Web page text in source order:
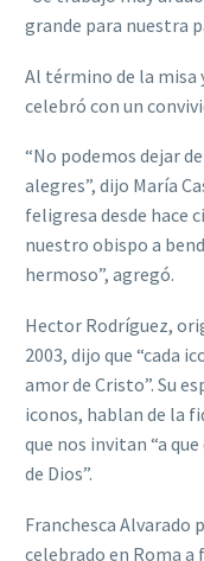
grande para nuestra
Al término de la misa
celebró con un
“No podemos dejar
alegres”, dijo María
feligresa desde hace
nuestro obispo a
hermoso”, agregó.
Hector Rodríguez,
2003, dijo que “cada
amor de Cristo”. Su
iconos, hablan de la
que nos invitan “a
de Dios”.
Franchesca Alvarado
celebrado en Roma a